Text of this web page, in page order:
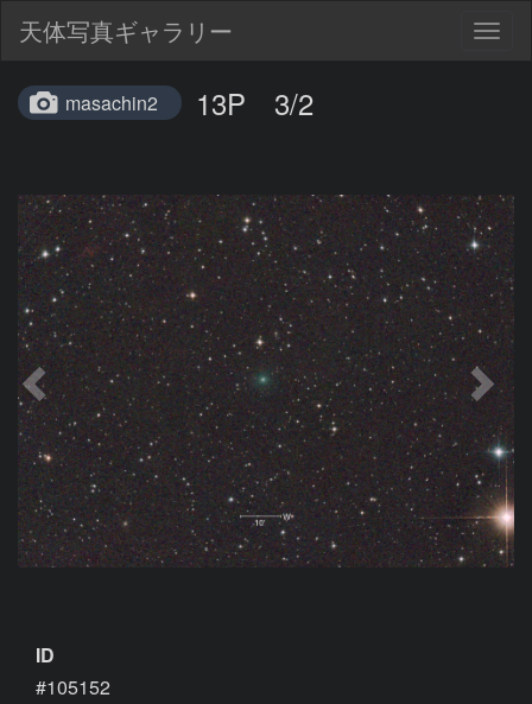
天体写真ギャラリー
masachin2 13P 3/2
ID
#105152